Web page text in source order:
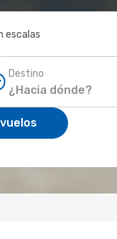
escalas
Destino